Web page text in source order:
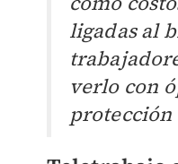
ligadas al
verlo con
protección